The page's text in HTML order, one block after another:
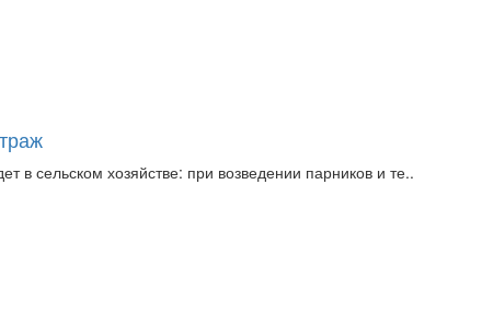
в сельском хозяйстве: при возведении парников и те..